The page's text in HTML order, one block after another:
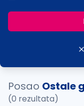
Posao Ostale
(0 rezultata)